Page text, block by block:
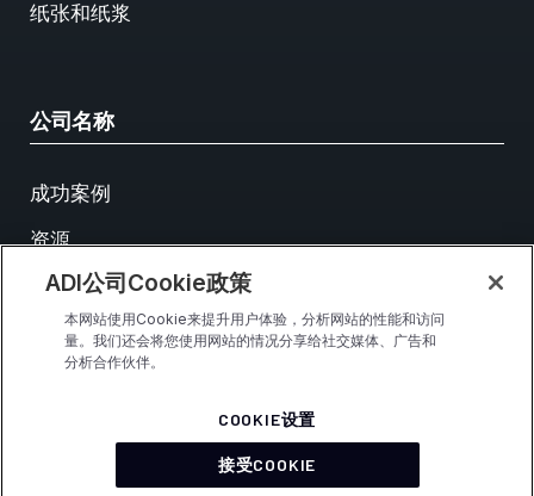
纸张和纸浆
公司名称
成功案例
资源
活动
联系我们
© Analog Devices, Inc.保留所有权利 使用条款
ADI公司Cookie政策
本网站使用Cookie来提升用户体验，分析网站的性能和访问
量。我们还会将您使用网站的情况分享给社交媒体、广告和
分析合作伙伴。
COOKIE设置
接受COOKIE